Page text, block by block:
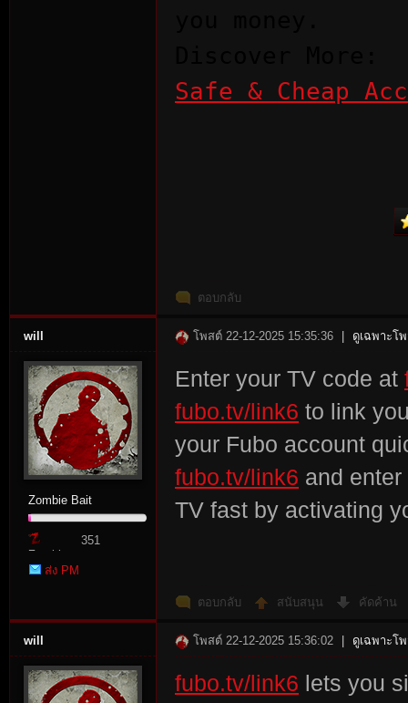
Safe & Cheap
ตอบกลับ
will
Zombie Bait
Zombie
Point
351
ส่ง PM
โพสต์ 22-12-2025 15:35:36 ดูเฉพาะโ
Enter your TV code at
fubo.tv/link6 to link
your Fubo account
fubo.tv/link6 and
TV fast by activating
ตอบกลับ สนับสนุน คัดค้าน
will โพสต์ 22-12-2025 15:36:02 ดูเฉพาะโ
fubo.tv/link6 lets you